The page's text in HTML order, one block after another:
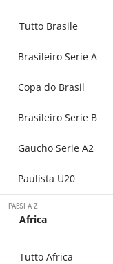
Tutto Brasile
Brasileiro Serie A
Copa do Brasil
Brasileiro Serie B
Gaucho Serie A2
Paulista U20
PAESI A-Z
Africa
Tutto Africa